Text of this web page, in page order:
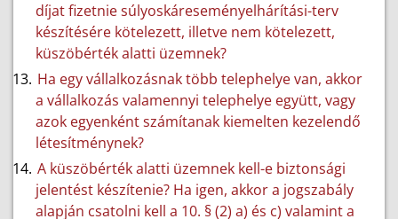
díjat fizetnie súlyoskáreseményelhárítási-terv
készítésére kötelezett, illetve nem kötelezett,
küszöbérték alatti üzemnek?
Ha egy vállalkozásnak több telephelye van, akkor
a vállalkozás valamennyi telephelye együtt, vagy
azok egyenként számítanak kiemelten kezelendő
létesítménynek?
A küszöbérték alatti üzemnek kell-e biztonsági
jelentést készítenie? Ha igen, akkor a jogszabály
alapján csatolni kell a 10. § (2) a) és c) valamint a